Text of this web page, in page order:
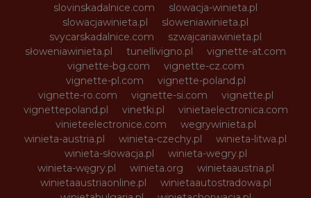
slovinskadalnice.com
slowacja-winieta.pl
slowacjawinieta.pl
sloweniawinieta.pl
svycarskadalnice.com
szwajcariawinieta.pl
słoweniawinieta.pl
tunellivigno.pl
vignette-at.com
vignette-bg.com
vignette-cz.com
vignette-pl.com
vignette-poland.pl
vignette-ro.com
vignette-si.com
vignette.pl
vignettepoland.pl
vinetki.pl
vinietaelectronica.com
vinieteelectronice.com
wegrywinieta.pl
winieta-austria.pl
winieta-czechy.pl
winieta-litwa.pl
winieta-słowacja.pl
winieta-wegry.pl
winieta-węgry.pl
winieta.org
winietaaustria.pl
winietaaustriaonline.pl
winietaautostradowa.pl